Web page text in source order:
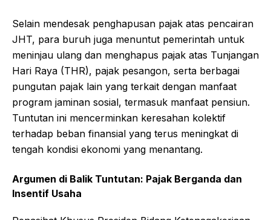
Selain mendesak penghapusan pajak atas pencairan
JHT, para buruh juga menuntut pemerintah untuk
meninjau ulang dan menghapus pajak atas Tunjangan
Hari Raya (THR), pajak pesangon, serta berbagai
pungutan pajak lain yang terkait dengan manfaat
program jaminan sosial, termasuk manfaat pensiun.
Tuntutan ini mencerminkan keresahan kolektif
terhadap beban finansial yang terus meningkat di
tengah kondisi ekonomi yang menantang.
Argumen di Balik Tuntutan: Pajak Berganda dan
Insentif Usaha